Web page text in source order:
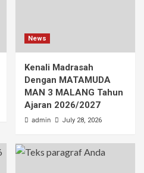
News
Kenali Madrasah
Dengan MATAMUDA
MAN 3 MALANG Tahun
Ajaran 2026/2027
admin July 28, 2026